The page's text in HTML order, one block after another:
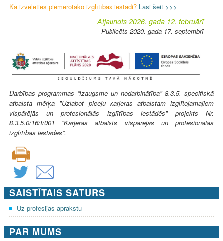
Kā izvēlēties piemērotāko izglītības iestādi? Lasi šeit >>>
Atjaunots 2026. gada 12. februārī
Publicēts 2020. gada 17. septembrī
Darbības programmas “Izaugsme un nodarbinātība” 8.3.5. specifiskā
atbalsta mērķa "Uzlabot pieeju karjeras atbalstam izglītojamajiem
vispārējās un profesionālās izglītības iestādēs" projekts Nr.
8.3.5.0/16/I/001 “Karjeras atbalsts vispārējās un profesionālās
izglītības iestādēs”.
SAISTĪTAIS SATURS
Uz profesijas aprakstu
PAR MUMS